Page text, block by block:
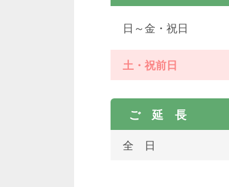
日～金・祝日
土・祝前日
ご 延 長
全 日